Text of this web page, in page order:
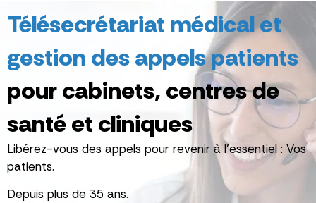
Télésecrétariat médical et
gestion des appels patients
pour cabinets, centres de
santé et cliniques
Libérez-vous des appels pour revenir à l’essentiel : Vos
patients.
Depuis plus de 35 ans.